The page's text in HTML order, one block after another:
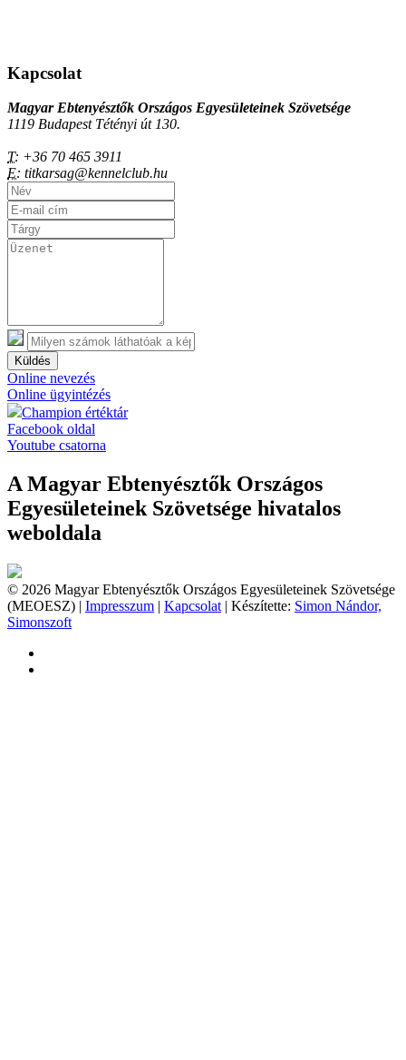
Kapcsolat
Magyar Ebtenyésztők Országos Egyesületeinek Szövetsége
1119 Budapest Tétényi út 130.
T: +36 70 465 3911
E: titkarsag@kennelclub.hu
Küldés
Online nevezés
Online ügyintézés
Champion értéktár
Facebook oldal
Youtube csatorna
A Magyar Ebtenyésztők Országos
Egyesületeinek Szövetsége hivatalos
weboldala
© 2026 Magyar Ebtenyésztők Országos Egyesületeinek Szövetsége
(MEOESZ) | Impresszum | Kapcsolat | Készítette: Simon Nándor,
Simonszoft